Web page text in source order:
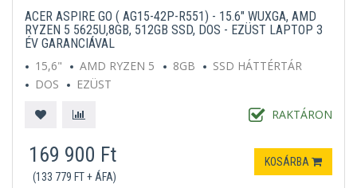
ACER ASPIRE GO ( AG15-42P-R551) - 15.6" WUXGA, AMD
RYZEN 5 5625U,8GB, 512GB SSD, DOS - EZÜST LAPTOP 3
ÉV GARANCIÁVAL
15,6"
AMD RYZEN 5 8GB
SSD HÁTTÉRTÁR
DOS
EZÜST
RAKTÁRON
169 900 Ft
(133 779 FT + ÁFA)
KOSÁRBA